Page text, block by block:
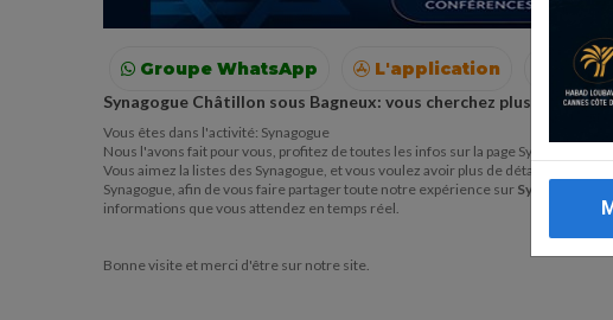
Groupe WhatsApp L'application Immo
Voyages Colonies Resto autour de moi
Synagogue Châtillon sous Bagneux: vous cherchez plus
Vous êtes dans l'activité: Synagogue
Nous l'avons fait pour vous, profitez de toutes les infos sur la page Synagogue
Vous aimez la listes des Synagogue, et vous voulez avoir plus de détail sur les
Synagogue, afin de vous faire partager toute notre expérience sur Synagogue
,
informations que vous attendez en temps réel.
Bonne visite et merci d'être sur notre site.